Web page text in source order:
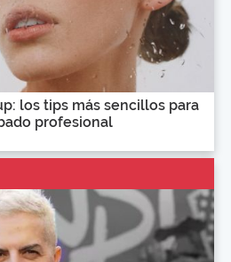
los tips más sencillos para
profesional